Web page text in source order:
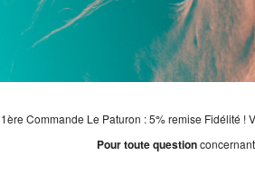
1ère Commande Le Paturon : 5% remise Fidélité
Pour toute question